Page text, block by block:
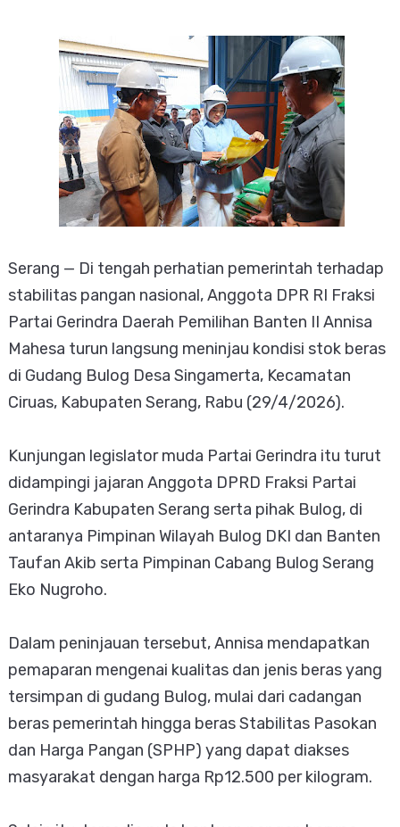
A-
Serang — Di tengah perhatian pemerintah terhadap
stabilitas pangan nasional, Anggota DPR RI Fraksi
Partai Gerindra Daerah Pemilihan Banten II Annisa
Mahesa turun langsung meninjau kondisi stok beras
di Gudang Bulog Desa Singamerta, Kecamatan
Ciruas, Kabupaten Serang, Rabu (29/4/2026).
Kunjungan legislator muda Partai Gerindra itu turut
didampingi jajaran Anggota DPRD Fraksi Partai
Gerindra Kabupaten Serang serta pihak Bulog, di
antaranya Pimpinan Wilayah Bulog DKI dan Banten
Taufan Akib serta Pimpinan Cabang Bulog Serang
Eko Nugroho.
Dalam peninjauan tersebut, Annisa mendapatkan
pemaparan mengenai kualitas dan jenis beras yang
tersimpan di gudang Bulog, mulai dari cadangan
beras pemerintah hingga beras Stabilitas Pasokan
dan Harga Pangan (SPHP) yang dapat diakses
masyarakat dengan harga Rp12.500 per kilogram.